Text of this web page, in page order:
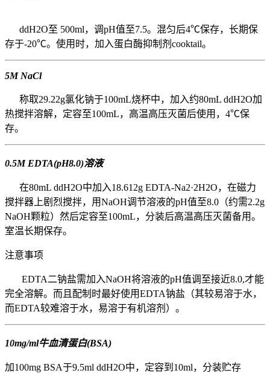
ddH2O至 500ml，调pH值至7.5。混匀后4℃保存，长期保
存于-20℃。使用时，加入蛋白酶抑制剂cooktail。
5M NaCl
称取29.22g氯化钠于100mL烧杯中，加入约80mL ddH2O加
热搅拌溶解，定容至100mL，高温高压灭菌后使用，4℃保
存。
0.5M EDTA(pH8.0)溶液
在80mL ddH2O中加入18.612g EDTA-Na2·2H2O，在磁力
搅拌器上剧烈搅拌，用NaOH调节溶液的pH值至8.0（约需2.2g
NaOH颗粒）然后定容至100mL，分装后高温高压灭菌备用。
室温长期保存。
注意事项
EDTA二钠盐需加入NaOH将溶液的pH值调至接近8.0,才能
完全溶解。而且配制时最好使用EDTA钠盐（其较易溶于水，
而EDTA较难溶于水，易溶于有机溶剂）。
10mg/ml牛血清蛋白(BSA)
加100mg BSA于9.5ml ddH2O中，定容到10ml，分装贮存